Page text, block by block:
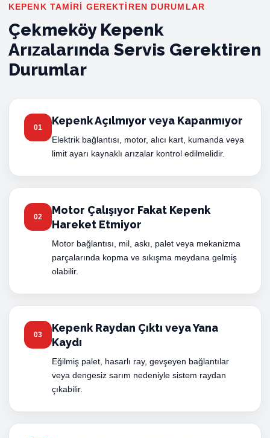
KEPENK TAMIRI GEREKTIREN DURUMLAR
Çekmeköy Kepenk
Arızalarında Servis Gerektiren
Durumlar
01
Kepenk Açılmıyor veya Kapanmıyor
Elektrik bağlantısı, motor, alıcı kart, kumanda veya
limit ayarı kaynaklı arızalar kontrol edilmelidir.
02
Motor Çalışıyor Fakat Kepenk
Hareket Etmiyor
Motor bağlantısı, mil, askı, palet veya mekanizma
parçalarında kopma ve sıkışma meydana gelmiş
olabilir.
03
Kepenk Raydan Çıktı veya Yana
Kaydı
Eğilmiş palet, hasarlı ray, gevşeyen bağlantılar
veya dengesiz sarım nedeniyle sistem raydan
çıkabilir.